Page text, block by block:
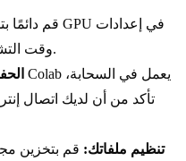
وقت التشغيل لتسريع التدريب بشكل كبير.
تأكد من أن لديك اتصال
تنظيم ملفاتك: قم بتخزين